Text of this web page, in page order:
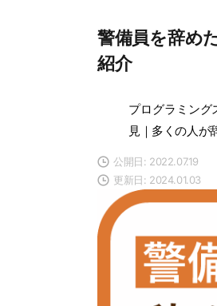
警備員を辞め
紹介
プログラミング
見｜多くの人が
公開日: 2022.07.19
更新日: 2024.01.03